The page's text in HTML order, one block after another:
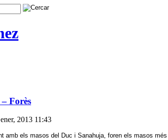
Forès
2013 11:43
amb els masos del Duc i Sanahuja, foren els masos